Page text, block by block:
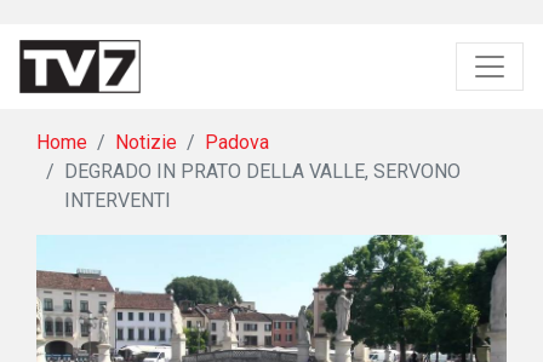
Home Notizie
Padova
DEGRADO IN PRATO DELLA VALLE, SERVONO
INTERVENTI